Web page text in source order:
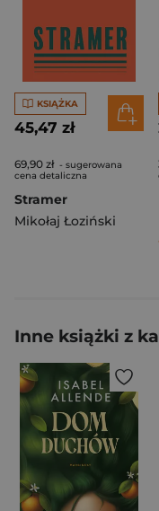
KSIĄŻKA
45,47 zł
69,90 zł - sugerowana
cena detaliczna
Stramer
Mikołaj Łoziński
Inne książki z